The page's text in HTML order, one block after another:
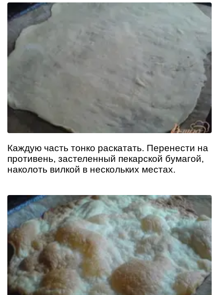
Каждую часть тонко раскатать. Перенести на
противень, застеленный пекарской бумагой,
наколоть вилкой в нескольких местах.